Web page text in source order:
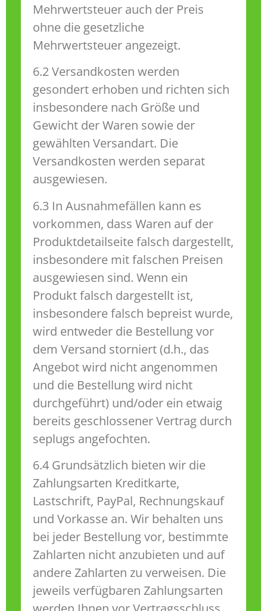
Mehrwertsteuer auch der Preis
ohne die gesetzliche
Mehrwertsteuer angezeigt.
6.2 Versandkosten werden
gesondert erhoben und richten sich
insbesondere nach Größe und
Gewicht der Waren sowie der
gewählten Versandart. Die
Versandkosten werden separat
ausgewiesen.
6.3 In Ausnahmefällen kann es
vorkommen, dass Waren auf der
Produktdetailseite falsch dargestellt,
insbesondere mit falschen Preisen
ausgewiesen sind. Wenn ein
Produkt falsch dargestellt ist,
insbesondere falsch bepreist wurde,
wird entweder die Bestellung vor
dem Versand storniert (d.h., das
Angebot wird nicht angenommen
und die Bestellung wird nicht
durchgeführt) und/oder ein etwaig
bereits geschlossener Vertrag durch
seplugs angefochten.
6.4 Grundsätzlich bieten wir die
Zahlungsarten Kreditkarte,
Lastschrift, PayPal, Rechnungskauf
und Vorkasse an. Wir behalten uns
bei jeder Bestellung vor, bestimmte
Zahlarten nicht anzubieten und auf
andere Zahlarten zu verweisen. Die
jeweils verfügbaren Zahlungsarten